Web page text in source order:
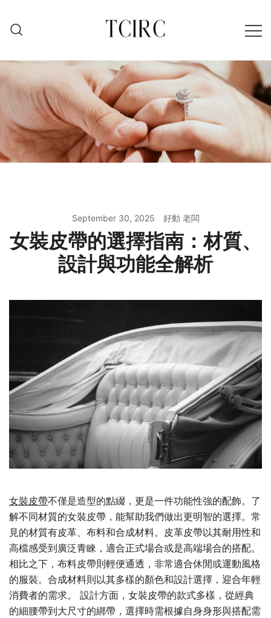
content
September 30, 2025 好動 老闆
女裝皮帶的選擇指南：材質、
設計與功能全解析
女裝皮帶不僅是造型的點綴，更是一件功能性強的配飾。了
解不同材質的女裝皮帶，能幫助我們做出更明智的選擇。常
見的材質有皮革、布料和合成材料。皮革皮帶以其耐用性和
高檔感受到廣泛青睞，適合正式場合或是高端場合的搭配。
相比之下，布料皮帶則輕便通透，非常適合休閒或運動風格
的服裝。合成材料則以其多樣的顏色和設計選擇，迎合年輕
消費者的需求。 設計方面，女裝皮帶的款式多樣，從經典
的細腰帶到大尺寸的綁帶，選擇時需根據自身身形與搭配需